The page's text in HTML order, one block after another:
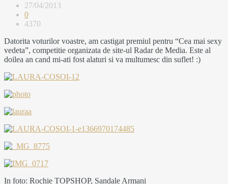
27/04/2013
0
4370
Datorita voturilor voastre, am castigat premiul pentru “Cea mai sexy
vedeta”, competitie organizata de site-ul Radar de Media. Este al
doilea an cand mi-ati fost alaturi si va multumesc din suflet! :)
In foto: Rochie TOPSHOP, Sandale Armani